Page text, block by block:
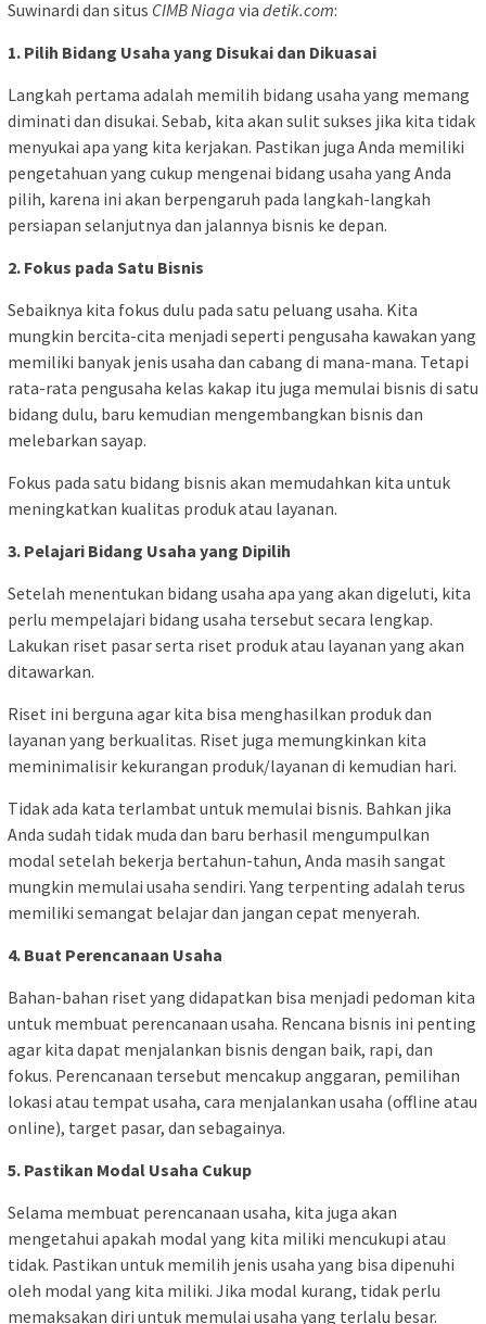
Suwinardi dan situs CIMB Niaga via detik.com:
1. Pilih Bidang Usaha yang Disukai dan Dikuasai
Langkah pertama adalah memilih bidang usaha yang memang
diminati dan disukai. Sebab, kita akan sulit sukses jika kita tidak
menyukai apa yang kita kerjakan. Pastikan juga Anda memiliki
pengetahuan yang cukup mengenai bidang usaha yang Anda
pilih, karena ini akan berpengaruh pada langkah-langkah
persiapan selanjutnya dan jalannya bisnis ke depan.
2. Fokus pada Satu Bisnis
Sebaiknya kita fokus dulu pada satu peluang usaha. Kita
mungkin bercita-cita menjadi seperti pengusaha kawakan yang
memiliki banyak jenis usaha dan cabang di mana-mana. Tetapi
rata-rata pengusaha kelas kakap itu juga memulai bisnis di satu
bidang dulu, baru kemudian mengembangkan bisnis dan
melebarkan sayap.
Fokus pada satu bidang bisnis akan memudahkan kita untuk
meningkatkan kualitas produk atau layanan.
3. Pelajari Bidang Usaha yang Dipilih
Setelah menentukan bidang usaha apa yang akan digeluti, kita
perlu mempelajari bidang usaha tersebut secara lengkap.
Lakukan riset pasar serta riset produk atau layanan yang akan
ditawarkan.
Riset ini berguna agar kita bisa menghasilkan produk dan
layanan yang berkualitas. Riset juga memungkinkan kita
meminimalisir kekurangan produk/layanan di kemudian hari.
Tidak ada kata terlambat untuk memulai bisnis. Bahkan jika
Anda sudah tidak muda dan baru berhasil mengumpulkan
modal setelah bekerja bertahun-tahun, Anda masih sangat
mungkin memulai usaha sendiri. Yang terpenting adalah terus
memiliki semangat belajar dan jangan cepat menyerah.
4. Buat Perencanaan Usaha
Bahan-bahan riset yang didapatkan bisa menjadi pedoman kita
untuk membuat perencanaan usaha. Rencana bisnis ini penting
agar kita dapat menjalankan bisnis dengan baik, rapi, dan
fokus. Perencanaan tersebut mencakup anggaran, pemilihan
lokasi atau tempat usaha, cara menjalankan usaha (offline atau
online), target pasar, dan sebagainya.
5. Pastikan Modal Usaha Cukup
Selama membuat perencanaan usaha, kita juga akan
mengetahui apakah modal yang kita miliki mencukupi atau
tidak. Pastikan untuk memilih jenis usaha yang bisa dipenuhi
oleh modal yang kita miliki. Jika modal kurang, tidak perlu
memaksakan diri untuk memulai usaha yang terlalu besar.